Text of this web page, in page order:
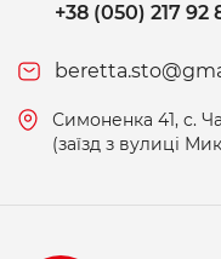
+38 (050) 217 92
Симоненка 41, c.
(заїзд з вулиці